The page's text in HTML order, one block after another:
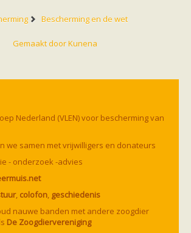
vleermuis
vleermuis
en eikenprocessierups
Bescherming en de wet
Gemaakt doorKunena
Nederland (VLEN) voor bescherming van
we samen met vrijwilligers en donateurs
- onderzoek -advies
, colofon, geschiedenis
nauwe banden met andere zoogdier
De Zoogdiervereniging